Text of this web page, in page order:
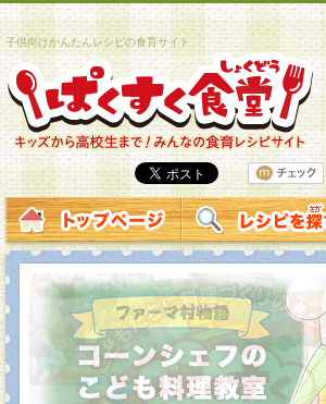
子供向けかんたんレシピの食育サイト